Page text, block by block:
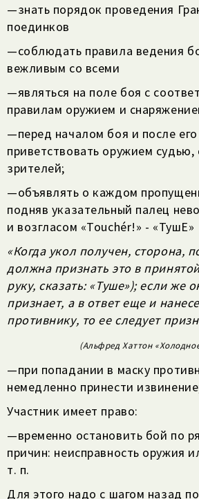
—знать порядок проведения
поединков
—соблюдать правила ведения
вежливым со всеми
—являться на поле боя с
правилам оружием и
—перед началом боя и после
приветствовать оружием судью,
зрителей;
—объявлять о каждом
подняв указательный палец
и возгласом «Touchér!» - «ТушЕ»
«Когда укол получен, сторона,
должна признать это в
руку, сказать: «Туше»); если же
признает, а в ответ еще и
противнику, то ее следует
(Альфред Хаттон
—при попадании в маску
немедленно принести
Участник имеет право:
—временно остановить бой по
причин: неисправность оружия
т. п.
Для этого надо с шагом назад